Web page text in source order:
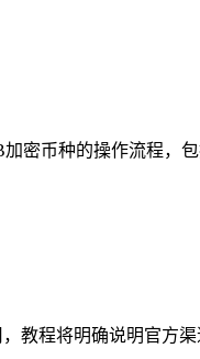
密币种的操作流程，
教程将明确说明官方渠